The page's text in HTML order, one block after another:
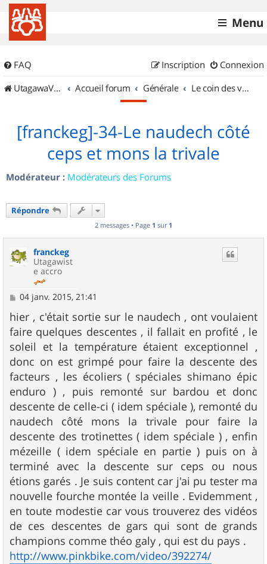
Menu
FAQ Connexion
Inscription
UtagawaVTT (Randos VTT et VTTAE avec traces GPS)
Accueil forum Générale Le coin des vidéastes
[franckeg]-34-Le naudech côté
ceps et mons la trivale
Modérateur : Modérateurs des Forums
Répondre
2 messages • Page 1 sur 1
franckeg
Utagawist
e accro
M
s
s
a
g
e
04 janv. 2015, 21:41
hier , c'était sortie sur le naudech , ont voulaient
faire quelques descentes , il fallait en profité , le
soleil et la température étaient exceptionnel ,
donc on est grimpé pour faire la descente des
facteurs , les écoliers ( spéciales shimano épic
enduro ) , puis remonté sur bardou et donc
descente de celle-ci ( idem spéciale ), remonté du
naudech côté mons la trivale pour faire la
descente des trotinettes ( idem spéciale ) , enfin
mézeille ( idem spéciale en partie ) puis on à
terminé avec la descente sur ceps ou nous
étions garés . Je suis content car j'ai pu tester ma
nouvelle fourche montée la veille . Evidemment ,
en toute modestie car vous trouverez des vidéos
de ces descentes de gars qui sont de grands
champions comme théo galy , qui est du pays .
http://www.pinkbike.com/video/392274/